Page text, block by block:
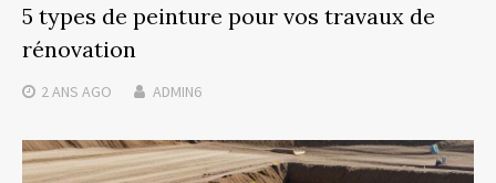
5 types de peinture pour vos travaux de
rénovation
2 ANS AGO ADMIN6